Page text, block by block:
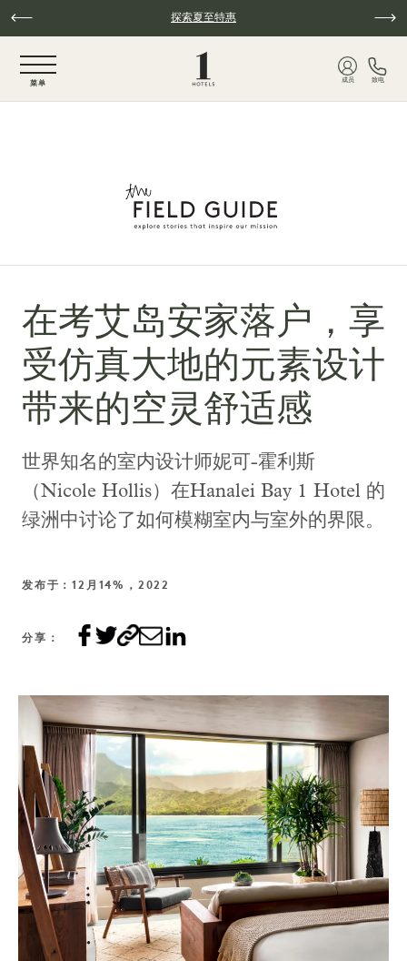
跳至主要内容 探索夏至特惠
菜单
成员 致电
在考艾岛安家落户，享
受仿真大地的元素设计
带来的空灵舒适感
世界知名的室内设计师妮可-霍利斯
（Nicole Hollis）在Hanalei Bay 1 Hotel 的
绿洲中讨论了如何模糊室内与室外的界限。
发布于：12月14%，2022
分享：